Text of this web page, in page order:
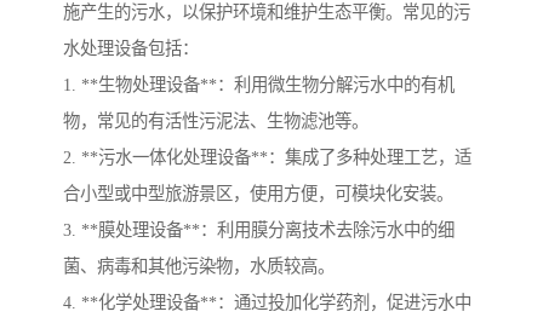
施产生的污水，以保护环境和维护生态平衡。常见的污
水处理设备包括：
1. **生物处理设备**：利用微生物分解污水中的有机
物，常见的有活性污泥法、生物滤池等。
2. **污水一体化处理设备**：集成了多种处理工艺，适
合小型或中型旅游景区，使用方便，可模块化安装。
3. **膜处理设备**：利用膜分离技术去除污水中的细
菌、病毒和其他污染物，水质较高。
4. **化学处理设备**：通过投加化学药剂，促进污水中